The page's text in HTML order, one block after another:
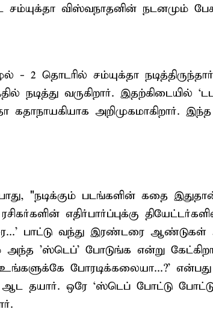
விஸ்வநாதனின் நடனமும்
2 தொடரில் சம்யுக்தா
நடித்து வருகிறார். இதற்கிடையில்
கதாநாயகியாக அறிமுகமாகிறார்.
"நடிக்கும் படங்களின் கதை
எதிர்பார்ப்புக்கு
பாட்டு வந்து இரண்டரை ஆண்டுகள்
'ஸ்டெப்' போடுங்க என்று
போரடிக்கலையா...?'
தயார். ஒரே ‘ஸ்டெப் போட்டு